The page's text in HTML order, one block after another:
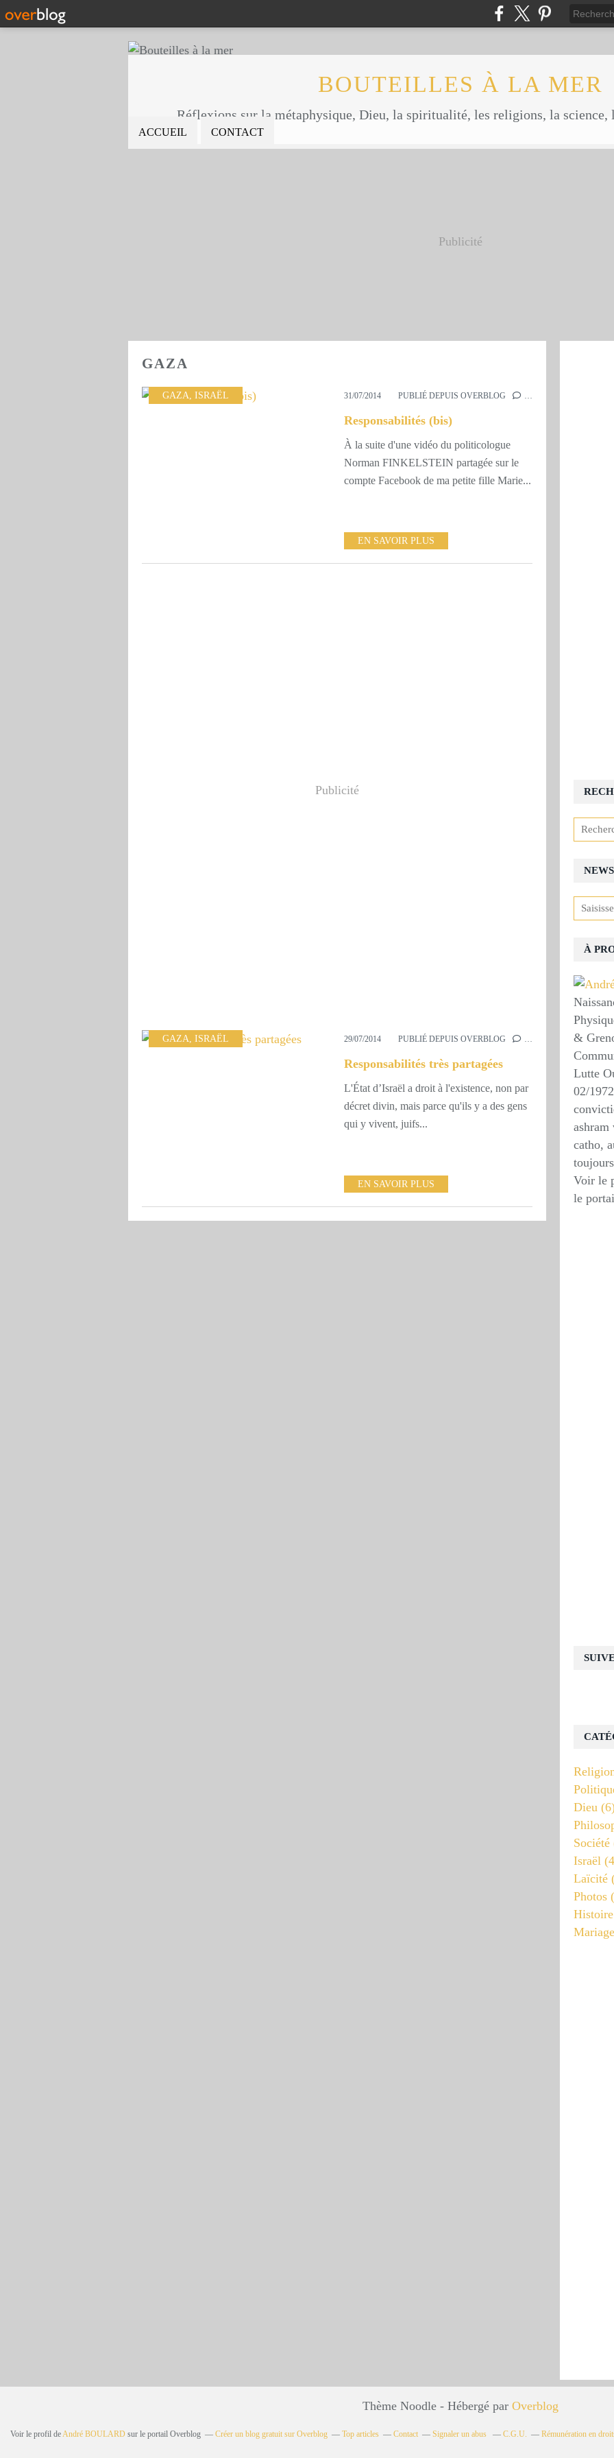
BOUTEILLES À LA MER
Réflexions sur la métaphysique, Dieu, la spiritualité, les religions, la science,
ACCUEIL CONTACT
Publicité
GAZA
GAZA, ISRAËL 31/07/2014 PUBLIÉ DEPUIS OVERBLOG …
Responsabilités (bis)
À la suite d'une vidéo du politicologue
Norman FINKELSTEIN partagée sur le
compte Facebook de ma petite fille Marie...
EN SAVOIR PLUS
Publicité
GAZA, ISRAËL 29/07/2014 PUBLIÉ DEPUIS OVERBLOG …
Responsabilités très partagées
L'État d’Israël a droit à l'existence, non par
décret divin, mais parce qu'ils y a des gens
qui y vivent, juifs...
EN SAVOIR PLUS
À
&
Lutte
02/
ashram
catho,
Voir le
le
Dieu
Société
Israël
Laïcité
Photos
Histoire
Mariage
Thème Noodle - Hébergé par Overblog
Voir le profil deAndré BOULARD sur le portail Overblog Créer un blog gratuit sur Overblog Top articles Contact Signaler un abus C.G.U. Rémunération en